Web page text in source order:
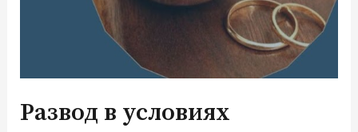
Развод в условиях